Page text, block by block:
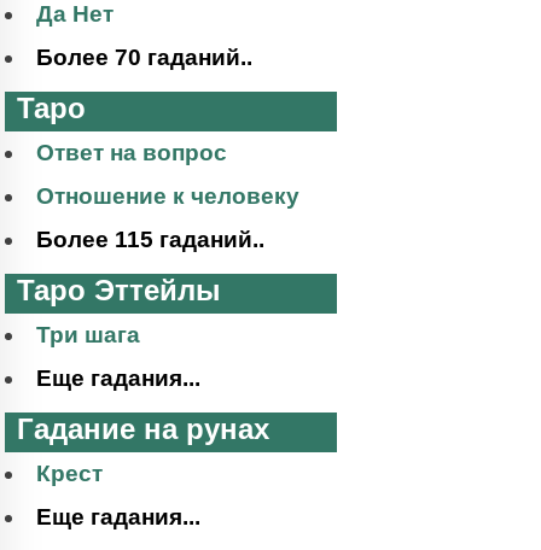
Да Нет
Более 70 гаданий..
Таро
Ответ на вопрос
Отношение к человеку
Более 115 гаданий..
Таро Эттейлы
Три шага
Еще гадания...
Гадание на рунах
Крест
Еще гадания...